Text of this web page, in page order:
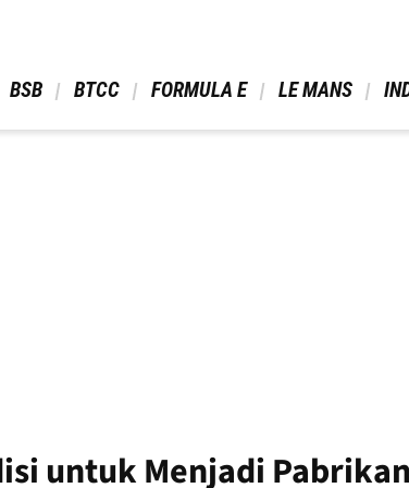
BSB BTCC FORMULA E LE MANS
untuk Menjadi